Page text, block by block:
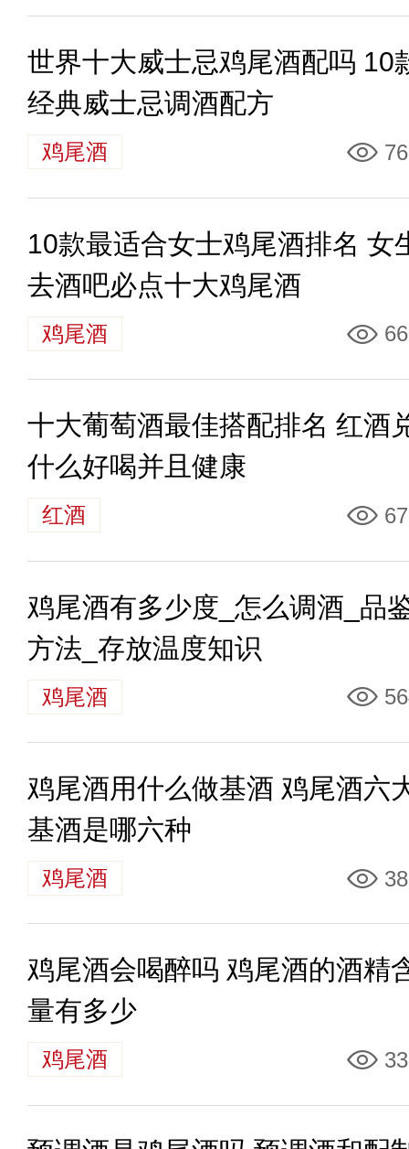
世界十大威士忌鸡尾酒配吗 10
经典威士忌调酒配方
鸡尾酒
10款最适合女士鸡尾酒排名 女
去酒吧必点十大鸡尾酒
鸡尾酒
十大葡萄酒最佳搭配排名 红酒
什么好喝并且健康
红酒
鸡尾酒有多少度_怎么调酒_品
方法_存放温度知识
鸡尾酒
鸡尾酒用什么做基酒 鸡尾酒六
基酒是哪六种
鸡尾酒
鸡尾酒会喝醉吗 鸡尾酒的酒精
量有多少
鸡尾酒